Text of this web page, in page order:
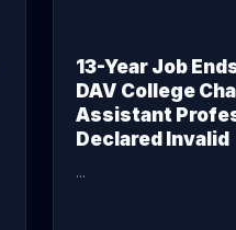
13-Year Job
DAV College
Assistant
Declared Invalid
...